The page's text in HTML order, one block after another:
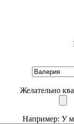
Желательно
Например: У